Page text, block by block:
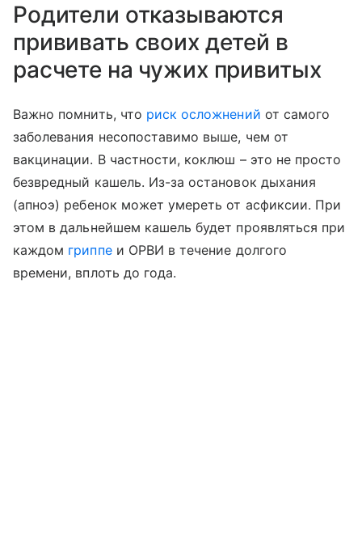
Родители отказываются
прививать своих детей в
расчете на чужих привитых
Важно помнить, что риск осложнений от самого
заболевания несопоставимо выше, чем от
вакцинации. В частности, коклюш – это не просто
безвредный кашель. Из-за остановок дыхания
(апноэ) ребенок может умереть от асфиксии. При
этом в дальнейшем кашель будет проявляться при
каждом гриппеи ОРВИ в течение долгого
времени, вплоть до года.